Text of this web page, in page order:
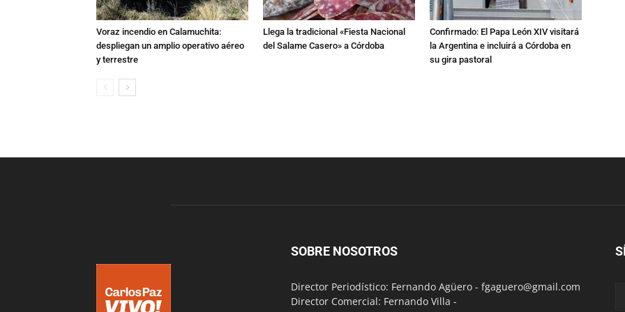
Voraz incendio en Calamuchita:
despliegan un amplio operativo aéreo
y terrestre
Llega la tradicional «Fiesta Nacional
del Salame Casero» a Córdoba
Confirmado: El Papa León XIV visitará
la Argentina e incluirá a Córdoba en
su gira pastoral
SOBRE NOSOTROS
Director Periodístico: Fernando Agüero - fgaguero@gmail.com
Director Comercial: Fernando Villa -